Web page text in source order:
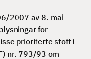
2007 av 8. mai
for
prioriterte stoff i
nr. 793/93 om